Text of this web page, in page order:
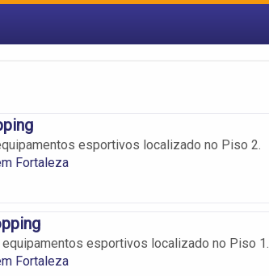
esportivos localizado no Piso 2.
Fortaleza
esportivos localizado no Piso 1.
Fortaleza